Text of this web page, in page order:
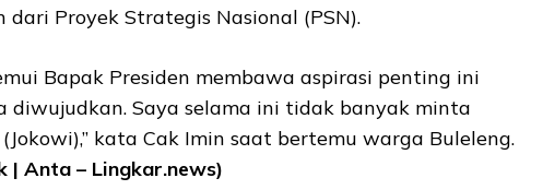
Proyek Strategis Nasional (PSN).
Bapak Presiden membawa aspirasi penting ini
diwujudkan. Saya selama ini tidak banyak minta
kata Cak Imin saat bertemu warga Buleleng.
| Anta – Lingkar.news)